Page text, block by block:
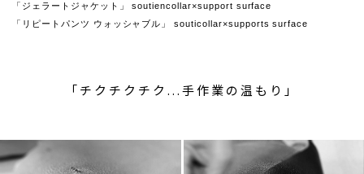
「ジェラートジャケット」 soutiencollar×support surface
「リピートパンツ ウォッシャブル」 souticollar×supports surface
「チクチクチク...手作業の温もり」